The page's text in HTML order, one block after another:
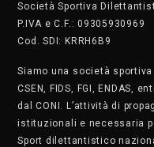
Società Sportiva
P.IVA e C.F.: 09305930969
Cod. SDI: KRRH6B9
Siamo una società sportiva
CSEN, FIDS, FGI, ENDAS,
dal CONI. L’attività di
istituzionali e necessaria
Sport dilettantistico